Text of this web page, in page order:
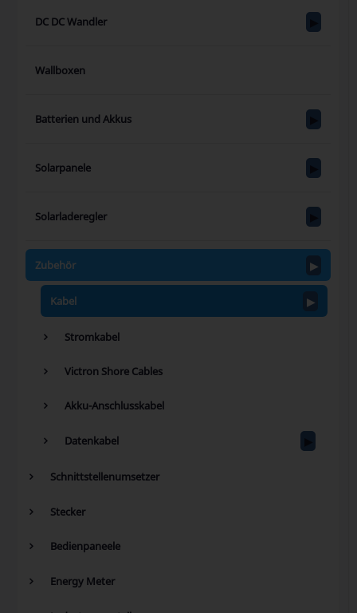
DC DC Wandler
Wallboxen
Batterien und Akkus
Solarpanele
Solarladeregler
Zubehör
Kabel
Stromkabel
Victron Shore Cables
Akku-Anschlusskabel
Datenkabel
Schnittstellenumsetzer
Stecker
Bedienpaneele
Energy Meter